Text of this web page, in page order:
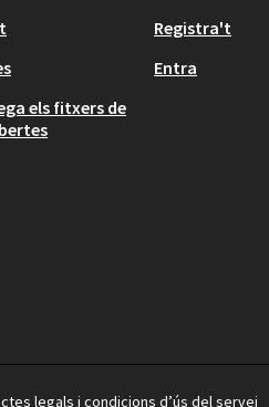
els fitxers de
Registra't
Entra
legals i condicions d’ús del servei